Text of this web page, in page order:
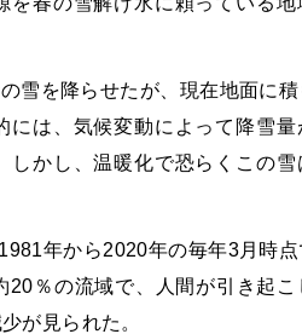
雪を降らせたが、現在地面に
は、気候変動によって降雪量
かし、温暖化で恐らくこの雪
年から2020年の毎年3月時
％の流域で、人間が引き起こ
が見られた。